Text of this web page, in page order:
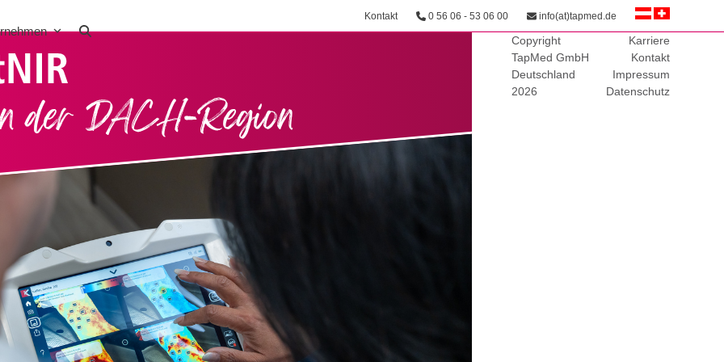
Kontakt 0 56 06 - 53 06 00 info(at)tapmed.de
Copyright
TapMed GmbH
Deutschland
2026
Karriere
Kontakt
Impressum
Datenschutz